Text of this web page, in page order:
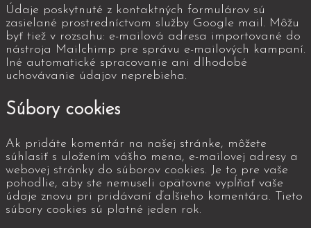
Údaje poskytnuté z kontaktných formulárov sú
zasielané prostredníctvom služby Google mail. Môžu
byť tiež v rozsahu: e-mailová adresa importované do
nástroja Mailchimp pre správu e-mailových kampaní.
Iné automatické spracovanie ani dlhodobé
uchovávanie údajov neprebieha.
Súbory cookies
Ak pridáte komentár na našej stránke, môžete
súhlasiť s uložením vášho mena, e-mailovej adresy a
webovej stránky do súborov cookies. Je to pre vaše
pohodlie, aby ste nemuseli opätovne vypĺňať vaše
údaje znovu pri pridávaní ďalšieho komentára. Tieto
súbory cookies sú platné jeden rok.